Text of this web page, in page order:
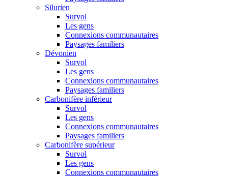
Silurien
Survol
Les gens
Connexions communautaires
Paysages familiers
Dévonien
Survol
Les gens
Connexions communautaires
Paysages familiers
Carbonifère inférieur
Survol
Les gens
Connexions communautaires
Paysages familiers
Carbonifère supérieur
Survol
Les gens
Connexions communautaires